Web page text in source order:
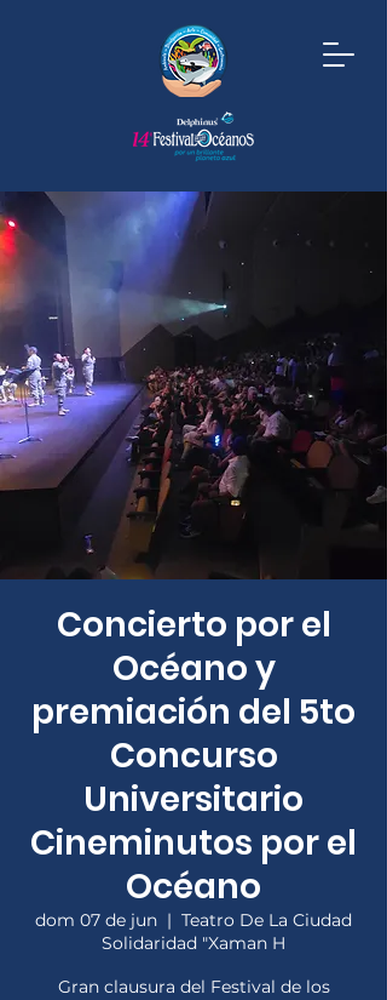
Concierto por el
Océano y
premiación del 5to
Concurso
Universitario
Cineminutos por el
Océano
dom 07 de jun
  |
Teatro De La Ciudad
Solidaridad "Xaman H
Gran clausura del Festival de los